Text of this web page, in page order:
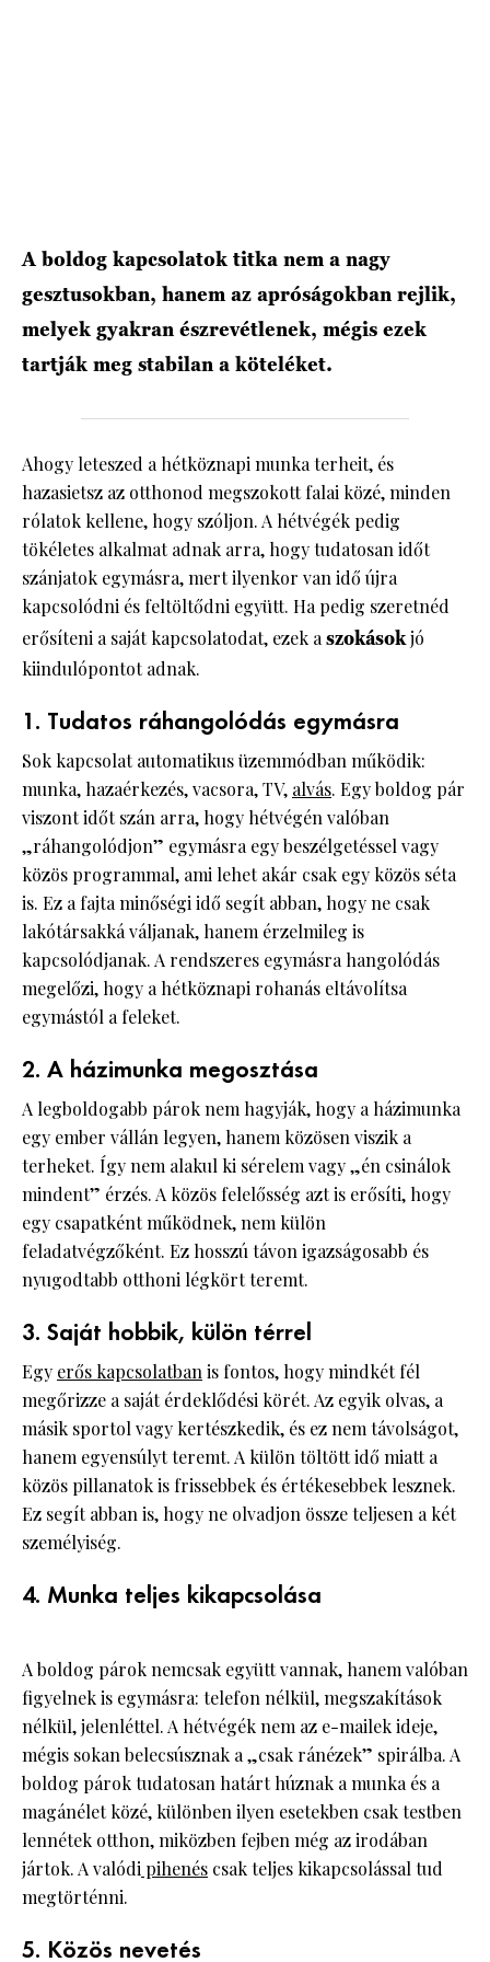
A boldog kapcsolatok titka nem a nagy
gesztusokban, hanem az apróságokban rejlik,
melyek gyakran észrevétlenek, mégis ezek
tartják meg stabilan a köteléket.
Ahogy leteszed a hétköznapi munka terheit, és
hazasietsz az otthonod megszokott falai közé, minden
rólatok kellene, hogy szóljon. A hétvégék pedig
tökéletes alkalmat adnak arra, hogy tudatosan időt
szánjatok egymásra, mert ilyenkor van idő újra
kapcsolódni és feltöltődni együtt. Ha pedig szeretnéd
erősíteni a saját kapcsolatodat, ezek aszokásokjó
kiindulópontot adnak.
1. Tudatos ráhangolódás egymásra
Sok kapcsolat automatikus üzemmódban működik:
munka, hazaérkezés, vacsora, TV, alvás. Egy boldog pár
viszont időt szán arra, hogy hétvégén valóban
„ráhangolódjon” egymásra egy beszélgetéssel vagy
közös programmal, ami lehet akár csak egy közös séta
is. Ez a fajta minőségi idő segít abban, hogy ne csak
lakótársakká váljanak, hanem érzelmileg is
kapcsolódjanak. A rendszeres egymásra hangolódás
megelőzi, hogy a hétköznapi rohanás eltávolítsa
egymástól a feleket.
2. A házimunka megosztása
A legboldogabb párok nem hagyják, hogy a házimunka
egy ember vállán legyen, hanem közösen viszik a
terheket. Így nem alakul ki sérelem vagy „én csinálok
mindent” érzés. A közös felelősség azt is erősíti, hogy
egy csapatként működnek, nem külön
feladatvégzőként. Ez hosszú távon igazságosabb és
nyugodtabb otthoni légkört teremt.
3. Saját hobbik, külön térrel
Egy erős kapcsolatbanis fontos, hogy mindkét fél
megőrizze a saját érdeklődési körét. Az egyik olvas, a
másik sportol vagy kertészkedik, és ez nem távolságot,
hanem egyensúlyt teremt. A külön töltött idő miatt a
közös pillanatok is frissebbek és értékesebbek lesznek.
Ez segít abban is, hogy ne olvadjon össze teljesen a két
személyiség.
4. Munka teljes kikapcsolása
A boldog párok nemcsak együtt vannak, hanem valóban
figyelnek is egymásra: telefon nélkül, megszakítások
nélkül, jelenléttel. A hétvégék nem az e-mailek ideje,
mégis sokan belecsúsznak a „csak ránézek” spirálba. A
boldog párok tudatosan határt húznak a munka és a
magánélet közé, különben ilyen esetekben csak testben
lennétek otthon, miközben fejben még az irodában
jártok. A valódi pihenés csak teljes kikapcsolással tud
megtörténni.
5. Közös nevetés